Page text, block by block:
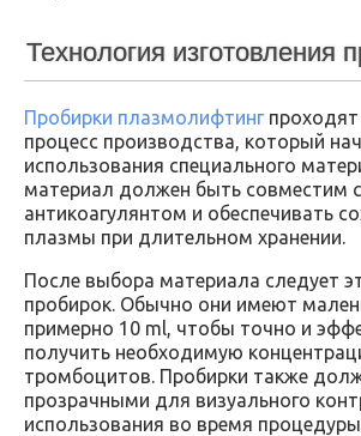
Технология изготовления
Пробирки плазмолифтинг
процесс производства, который
использования специального
материал должен быть совместим с
антикоагулянтом и обеспечивать
плазмы при длительном хранении.
После выбора материала следует
пробирок. Обычно они имеют
примерно 10 ml, чтобы точно и
получить необходимую
тромбоцитов. Пробирки также
прозрачными для визуального
использования во время процедуры.